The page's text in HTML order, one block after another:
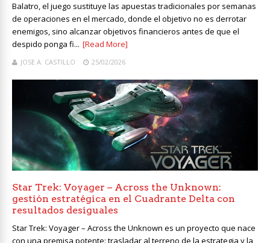
Balatro, el juego sustituye las apuestas tradicionales por semanas
de operaciones en el mercado, donde el objetivo no es derrotar
enemigos, sino alcanzar objetivos financieros antes de que el
despido ponga fi... [Read More]
JOSE A. CASTILLO 25/02/2026
Star Trek: Voyager – Across the Unknown:
gestión estratégica en el Cuadrante Delta con
resultados desiguales
Star Trek: Voyager – Across the Unknown es un proyecto que nace
con una premisa potente: trasladar al terreno de la estrategia y la